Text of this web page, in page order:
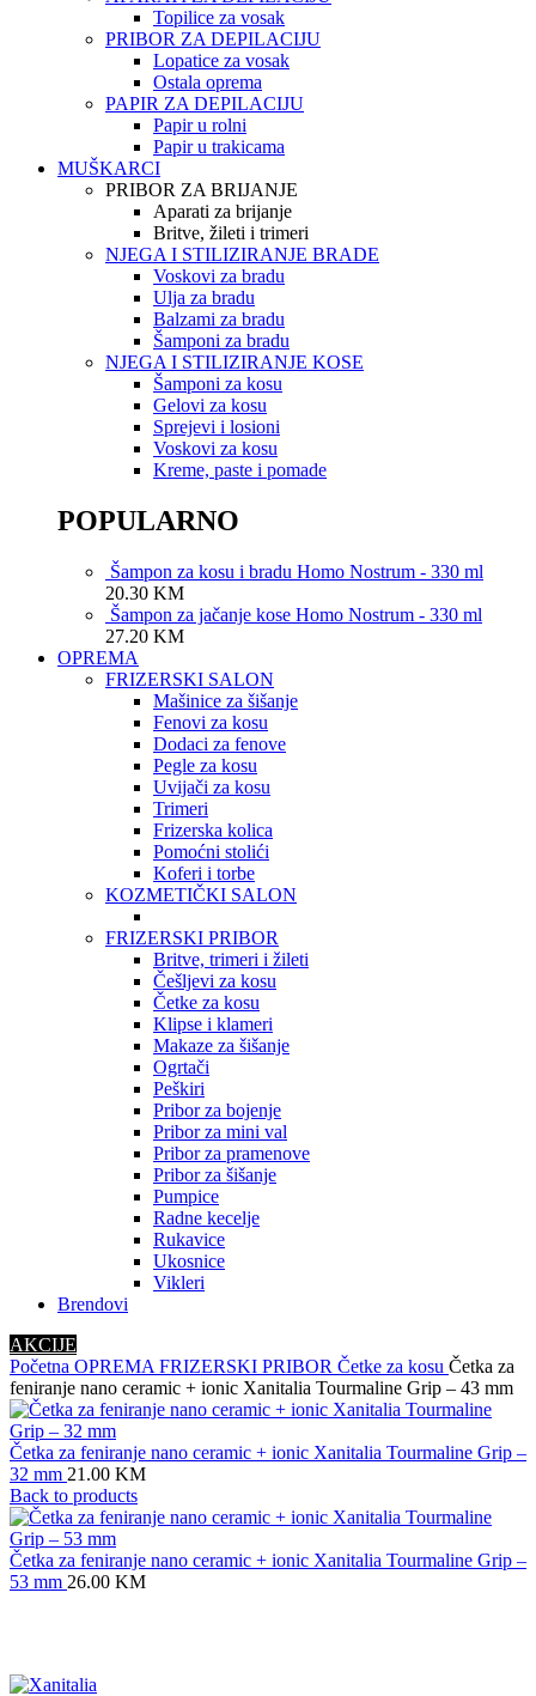
Topilice za vosak
PRIBOR ZA DEPILACIJU
Lopatice za vosak
Ostala oprema
PAPIR ZA DEPILACIJU
Papir u rolni
Papir u trakicama
MUŠKARCI
PRIBOR ZA BRIJANJE
Aparati za brijanje
Britve, žileti i trimeri
NJEGA I STILIZIRANJE BRADE
Voskovi za bradu
Ulja za bradu
Balzami za bradu
Šamponi za bradu
NJEGA I STILIZIRANJE KOSE
Šamponi za kosu
Gelovi za kosu
Sprejevi i losioni
Voskovi za kosu
Kreme, paste i pomade
POPULARNO
Šampon za kosu i bradu Homo Nostrum - 330 ml
20.30 KM
Šampon za jačanje kose Homo Nostrum - 330 ml
27.20 KM
OPREMA
FRIZERSKI SALON
Mašinice za šišanje
Fenovi za kosu
Dodaci za fenove
Pegle za kosu
Uvijači za kosu
Trimeri
Frizerska kolica
Pomoćni stolići
Koferi i torbe
KOZMETIČKI SALON
FRIZERSKI PRIBOR
Britve, trimeri i žileti
Češljevi za kosu
Četke za kosu
Klipse i klameri
Makaze za šišanje
Ogrtači
Peškiri
Pribor za bojenje
Pribor za mini val
Pribor za pramenove
Pribor za šišanje
Pumpice
Radne kecelje
Rukavice
Ukosnice
Vikleri
Brendovi
AKCIJE
Početna OPREMA FRIZERSKI PRIBOR Četke za kosu Četka za
feniranje nano ceramic + ionic Xanitalia Tourmaline Grip – 43 mm
Četka za feniranje nano ceramic + ionic Xanitalia Tourmaline Grip –
32 mm 21.00 KM
Back to products
Četka za feniranje nano ceramic + ionic Xanitalia Tourmaline Grip –
53 mm 26.00 KM